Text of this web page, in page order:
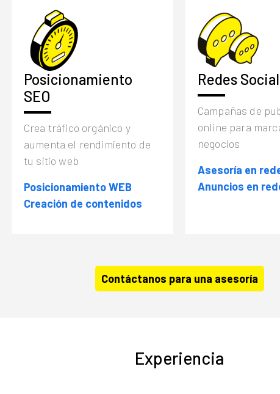
Posicionamiento
SEO
Crea tráfico orgánico y
aumenta el rendimiento de
tu sitio web
Posicionamiento WEB
Creación de contenidos
Redes
Campañas de
online para
negocios
Asesoría en
Anuncios en
Contáctanos para una asesoría
Experiencia